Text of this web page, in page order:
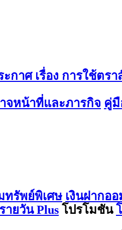
ะกาศ เรื่อง การใช้ต
จหน้าที่และภารกิจ คู่มื
ทรัพย์พิเศษ เงินฝากอ
ายวัน Plus โปรโมชัน